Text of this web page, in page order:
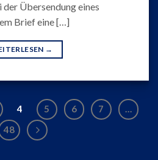
Übersendung eines
Brief eine […]
→
4 5 6 7
…
48